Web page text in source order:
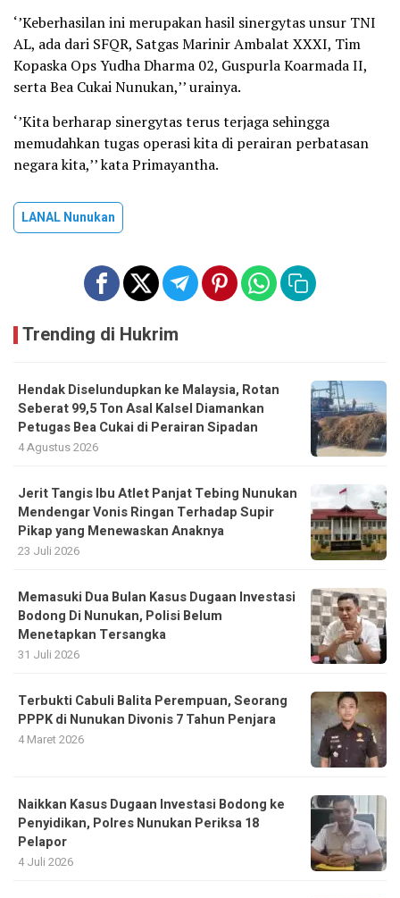
‘’Keberhasilan ini merupakan hasil sinergytas unsur TNI
AL, ada dari SFQR, Satgas Marinir Ambalat XXXI, Tim
Kopaska Ops Yudha Dharma 02, Guspurla Koarmada II,
serta Bea Cukai Nunukan,’’ urainya.
‘’Kita berharap sinergytas terus terjaga sehingga
memudahkan tugas operasi kita di perairan perbatasan
negara kita,’’ kata Primayantha.
LANAL Nunukan
Trending di Hukrim
Hendak Diselundupkan ke Malaysia, Rotan
Seberat 99,5 Ton Asal Kalsel Diamankan
Petugas Bea Cukai di Perairan Sipadan
4 Agustus 2026
Jerit Tangis Ibu Atlet Panjat Tebing Nunukan
Mendengar Vonis Ringan Terhadap Supir
Pikap yang Menewaskan Anaknya
23 Juli 2026
Memasuki Dua Bulan Kasus Dugaan Investasi
Bodong Di Nunukan, Polisi Belum
Menetapkan Tersangka
31 Juli 2026
Terbukti Cabuli Balita Perempuan, Seorang
PPPK di Nunukan Divonis 7 Tahun Penjara
4 Maret 2026
Naikkan Kasus Dugaan Investasi Bodong ke
Penyidikan, Polres Nunukan Periksa 18
Pelapor
4 Juli 2026